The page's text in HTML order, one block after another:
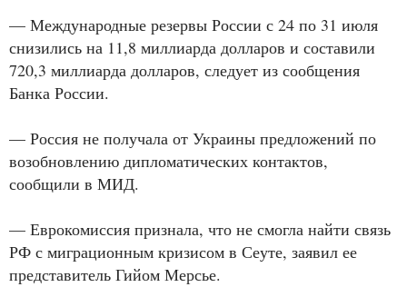
— Международные резервы России с 24 по 31 июля
снизились на 11,8 миллиарда долларов и составили
720,3 миллиарда долларов, следует из сообщения
Банка России.
— Россия не получала от Украины предложений по
возобновлению дипломатических контактов,
сообщили в МИД.
— Еврокомиссия признала, что не смогла найти связь
РФ с миграционным кризисом в Сеуте, заявил ее
представитель Гийом Мерсье.